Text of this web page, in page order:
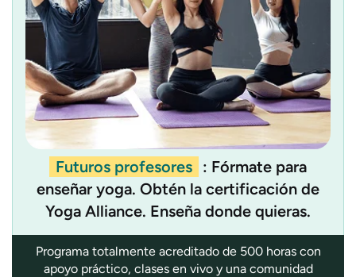
Futuros profesores : Fórmate para
enseñar yoga. Obtén la certificación de
Yoga Alliance. Enseña donde quieras.
Programa totalmente acreditado de 500 horas con
apoyo práctico, clases en vivo y una comunidad